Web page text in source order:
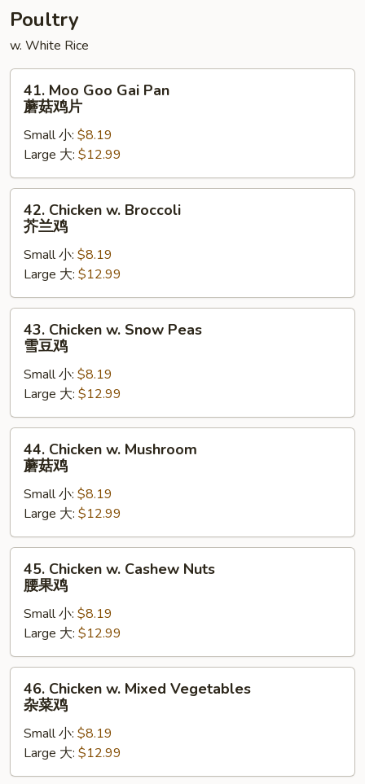
本
蓉
蛋
Poultry
w. White Rice
Moo
Goo
Gai
Pan
蘑
菇
41. Moo Goo Gai Pan
蘑菇鸡片
Small 小: $8.19
Large 大: $12.99
Chicken
Broccoli
兰
鸡
42. Chicken w. Broccoli
芥兰鸡
Small 小: $8.19
Large 大: $12.99
Chicken
Snow
Peas
雪
豆
43. Chicken w. Snow Peas
雪豆鸡
Small 小: $8.19
Large 大: $12.99
Chicken
Mushroom
菇
鸡
44. Chicken w. Mushroom
蘑菇鸡
Small 小: $8.19
Large 大: $12.99
Chicken
Cashew
Nuts
腰
果
45. Chicken w. Cashew Nuts
腰果鸡
Small 小: $8.19
Large 大: $12.99
Chicken
Mixed
Vegetables
杂
46. Chicken w. Mixed Vegetables
杂菜鸡
Small 小: $8.19
Large 大: $12.99